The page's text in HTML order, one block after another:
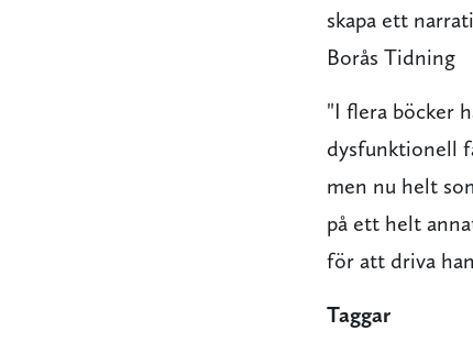
skapa ett
Borås Tidning
"I flera böcker
dysfunktionell
men nu helt
på ett helt
för att driva
Taggar